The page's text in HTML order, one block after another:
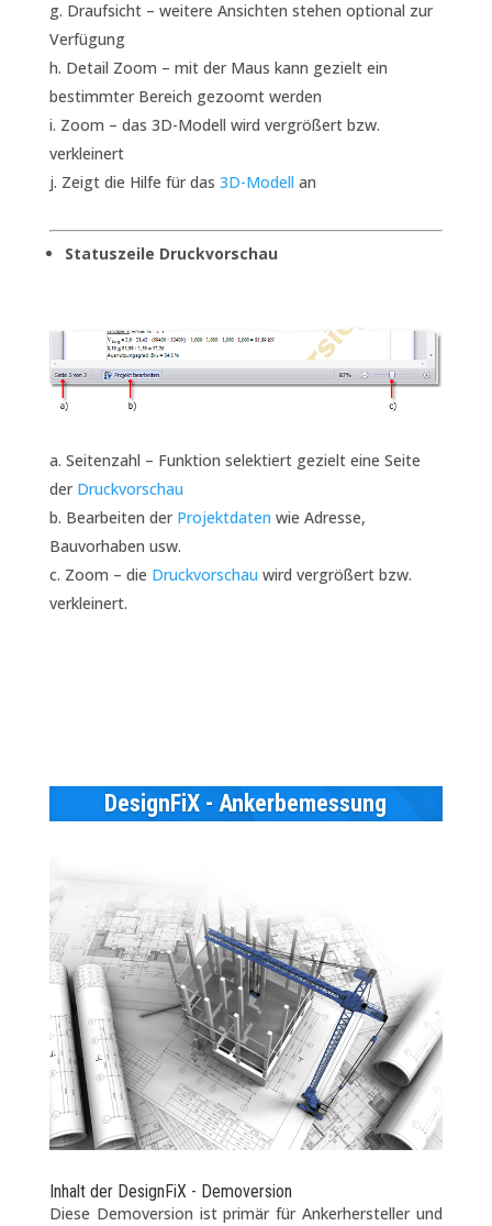
Draufsicht – weitere Ansichten stehen optional zur
Verfügung
Detail Zoom – mit der Maus kann gezielt ein
bestimmter Bereich gezoomt werden
Zoom – das 3D-Modell wird vergrößert bzw.
verkleinert
Zeigt die Hilfe für das 3D-Modell an
Statuszeile Druckvorschau
Seitenzahl – Funktion selektiert gezielt eine Seite
der Druckvorschau
Bearbeiten der Projektdaten wie Adresse,
Bauvorhaben usw.
Zoom – die Druckvorschau wird vergrößert bzw.
verkleinert.
DesignFiX - Ankerbemessung
Inhalt der DesignFiX - Demoversion
Diese Demoversion ist primär für Ankerhersteller und